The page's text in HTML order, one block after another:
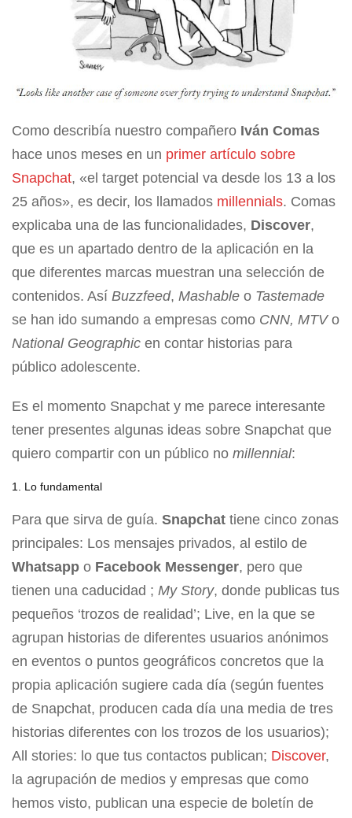
Como describía nuestro compañero Iván Comas
hace unos meses en un primer artículo sobre
Snapchat, «el target potencial va desde los 13 a los
25 años», es decir, los llamados millennials. Comas
explicaba una de las funcionalidades, Discover,
que es un apartado dentro de la aplicación en la
que diferentes marcas muestran una selección de
contenidos. Así Buzzfeed, Mashable o Tastemade
se han ido sumando a empresas como CNN, MTVo
National Geographic en contar historias para
público adolescente.
Es el momento Snapchat y me parece interesante
tener presentes algunas ideas sobre Snapchat que
quiero compartir con un público no millennial:
1. Lo fundamental
Para que sirva de guía. Snapchat tiene cinco zonas
principales: Los mensajes privados, al estilo de
Whatsapp o Facebook Messenger, pero que
tienen una caducidad ; My Story, donde publicas tus
pequeños ‘trozos de realidad’; Live, en la que se
agrupan historias de diferentes usuarios anónimos
en eventos o puntos geográficos concretos que la
propia aplicación sugiere cada día (según fuentes
de Snapchat, producen cada día una media de tres
historias diferentes con los trozos de los usuarios);
All stories: lo que tus contactos publican; Discover,
la agrupación de medios y empresas que como
hemos visto, publican una especie de boletín de